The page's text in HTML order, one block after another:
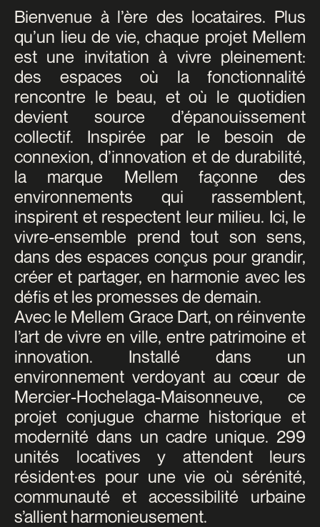
Bienvenue à l’ère des locataires. Plus
qu’un lieu de vie, chaque projet Mellem
est une invitation à vivre pleinement:
des espaces où la fonctionnalité
rencontre le beau, et où le quotidien
devient source d’épanouissement
collectif. Inspirée par le besoin de
connexion, d’innovation et de durabilité,
la marque Mellem façonne des
environnements qui rassemblent,
inspirent et respectent leur milieu. Ici, le
vivre-ensemble prend tout son sens,
dans des espaces conçus pour grandir,
créer et partager, en harmonie avec les
défis et les promesses de demain.
Avec le Mellem Grace Dart, on réinvente
l’art de vivre en ville, entre patrimoine et
innovation. Installé dans un
environnement verdoyant au cœur de
Mercier-Hochelaga-Maisonneuve, ce
projet conjugue charme historique et
modernité dans un cadre unique. 299
unités locatives y attendent leurs
résident·es pour une vie où sérénité,
communauté et accessibilité urbaine
s’allient harmonieusement.